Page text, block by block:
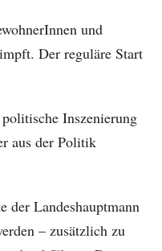
und
Der reguläre Start
Inszenierung
aus der Politik
der Landeshauptmann
– zusätzlich zu